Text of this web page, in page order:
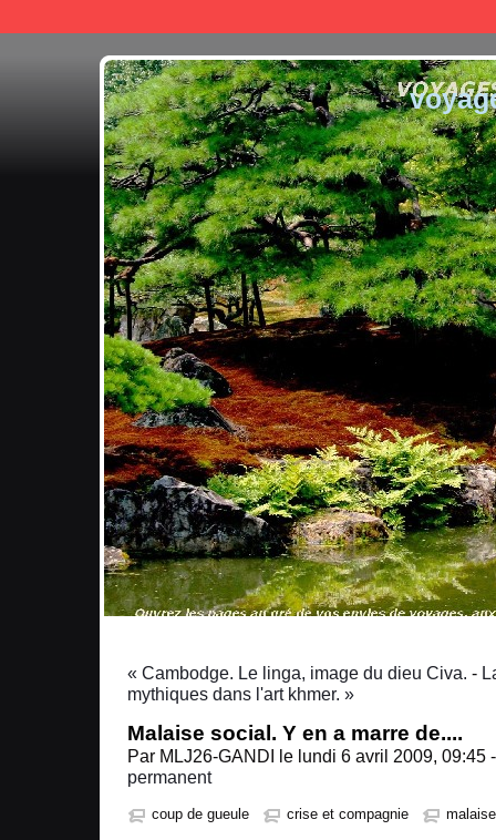
« Cambodge. Le linga, image du dieu Civa. -
mythiques dans l'art khmer. »
Malaise social. Y en a marre de....
Par MLJ26-GANDI le lundi 6 avril 2009, 09:45
permanent
coup de gueule crise et compagnie